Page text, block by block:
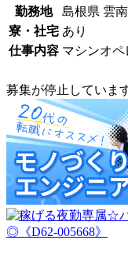
勤務地
島根県 雲
寮・社宅 あり
仕事内容 マシンオペ
募集が停止していま